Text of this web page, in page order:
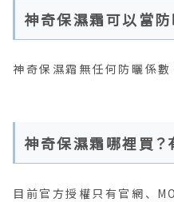
神奇保濕霜可以當防
神奇保濕霜無任何防曬係
神奇保濕霜哪裡買？
目前官方授權只有官網、